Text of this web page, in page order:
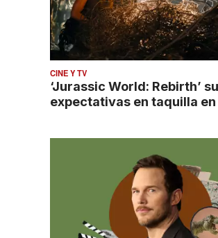
CINE Y TV
‘Jurassic World: Rebirth’
expectativas en taquilla